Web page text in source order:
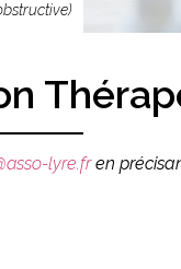
lyre.fren